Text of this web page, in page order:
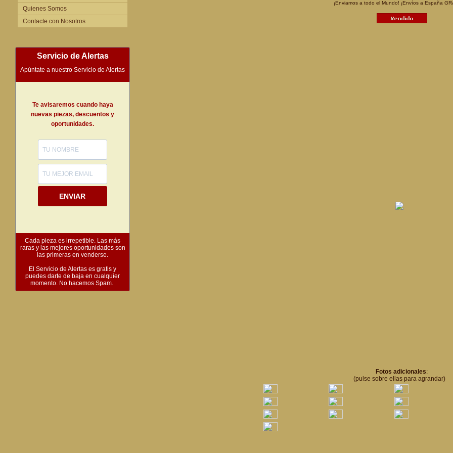
Quienes Somos
Contacte con Nosotros
Servicio de Alertas
Apúntate a nuestro Servicio de Alertas
Te avisaremos cuando haya
nuevas piezas, descuentos y
oportunidades.
ENVIAR
Cada pieza es irrepetible. Las más
raras y las mejores oportunidades son
las primeras en venderse.
El Servicio de Alertas es gratis y
puedes darte de baja en cualquier
momento. No hacemos Spam.
¡Enviamos a todo el Mundo! ¡Envíos a España
Fotos adicionales:
(pulse sobre ellas para agrandar)